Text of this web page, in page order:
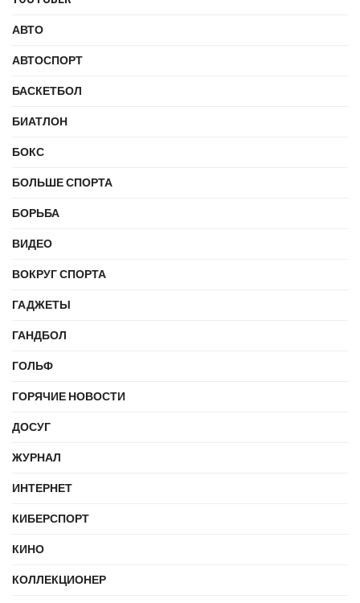
АВТО
АВТОСПОРТ
БАСКЕТБОЛ
БИАТЛОН
БОКС
БОЛЬШЕ СПОРТА
БОРЬБА
ВИДЕО
ВОКРУГ СПОРТА
ГАДЖЕТЫ
ГАНДБОЛ
ГОЛЬФ
ГОРЯЧИЕ НОВОСТИ
ДОСУГ
ЖУРНАЛ
ИНТЕРНЕТ
КИБЕРСПОРТ
КИНО
КОЛЛЕКЦИОНЕР